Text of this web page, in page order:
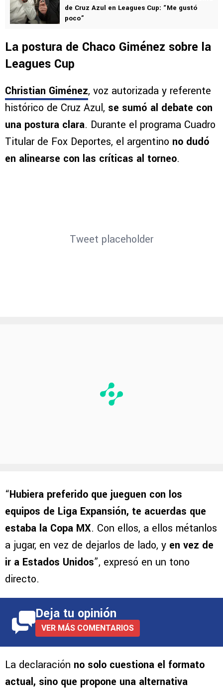
de Cruz Azul en Leagues Cup: “Me gustó
poco”
La postura de Chaco Giménez sobre la
Leagues Cup
Christian Giménez, voz autorizada y referente
histórico de Cruz Azul, se sumó al debate con
una postura clara. Durante el programa Cuadro
Titular de Fox Deportes, el argentino no dudó
en alinearse con las críticas al torneo.
Tweet placeholder
“Hubiera preferido que jueguen con los
equipos de Liga Expansión, te acuerdas que
estaba la Copa MX. Con ellos, a ellos métanlos
a jugar, en vez de dejarlos de lado, y en vez de
ir a Estados Unidos”, expresó en un tono
directo.
Deja tu opinión
VER MÁS COMENTARIOS
La declaración no solo cuestiona el formato
actual, sino que propone una alternativa